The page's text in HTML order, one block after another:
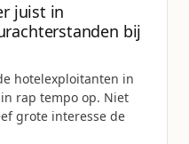
juist in
bij
hotelexploitanten in
rap tempo op. Niet
grote interesse de